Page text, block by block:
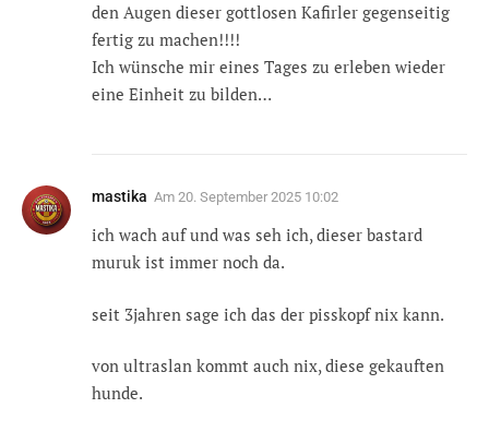
den Augen dieser gottlosen Kafirler gegenseitig
fertig zu machen!!!!
Ich wünsche mir eines Tages zu erleben wieder
eine Einheit zu bilden…
mastika Am 20. September 2025 10:02
ich wach auf und was seh ich, dieser bastard
muruk ist immer noch da.
seit 3jahren sage ich das der pisskopf nix kann.
von ultraslan kommt auch nix, diese gekauften
hunde.